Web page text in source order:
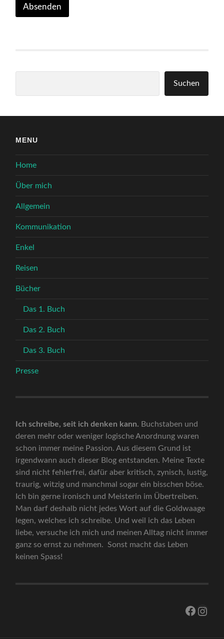
Absenden
Suchen
MENU
Home
Über mich
Allgemein
Kommunikation
Enkel
Reisen
Bücher
Das 1. Buch
Das 2. Buch
Das 3. Buch
Presse
Ich schreibe, seit ich denken kann. Buchstaben und
deren mehr oder weniger logische Anordnung waren
schon immer meine Passion. Aus diesem Grund ist
irgendwann auch dieser Blog entstanden. Meine Texte
sind nicht fehlerfrei, dafür aber kritisch, zynisch, lustig,
traurig, witzig und manchmal sogar ein bisschen böse.
Ich bin gerne ironisch und Meisterin im Übertreiben.
Man darf deshalb nicht jedes Wort auf die Goldwaage
legen, welches ich schreibe. Und weil ich das Leben
liebe, versuche ich mich und meinen Alltag nicht immer
ganz so ernst zu nehmen. Sonst macht das Leben
keinen Spass!